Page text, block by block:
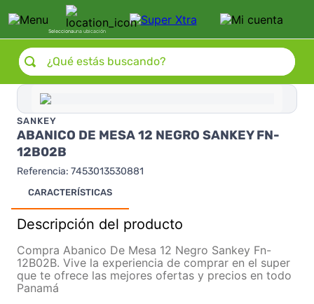
Seleccionauna ubicación
¿Qué estás buscando?
SANKEY
ABANICO DE MESA 12 NEGRO SANKEY FN-
12B02B
Referencia: 7453013530881
CARACTERÍSTICAS
Descripción del producto
Compra Abanico De Mesa 12 Negro Sankey Fn-
12B02B. Vive la experiencia de comprar en el super
que te ofrece las mejores ofertas y precios en todo
Panamá